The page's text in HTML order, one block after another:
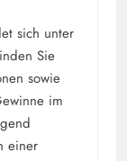
sich unter
Sie
sowie
im
einer